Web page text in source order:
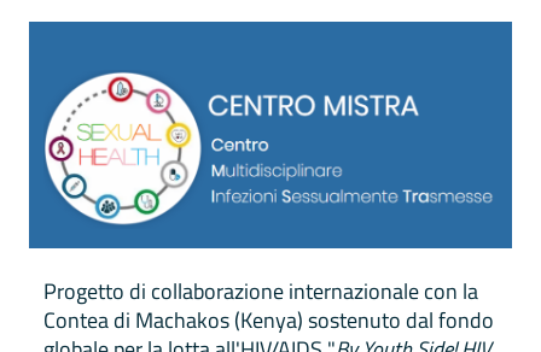
Progetto di collaborazione internazionale con la
Contea di Machakos (Kenya) sostenuto dal fondo